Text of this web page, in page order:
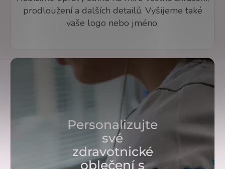
prodloužení a dalších detailů. Vyšijeme také
vaše logo nebo jméno.
Personalizujte
své
zdravotnické
oblečení s